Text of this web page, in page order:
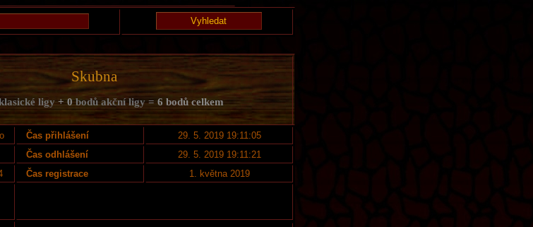
Skubna
ligy + 0bodů akční ligy = 6 bodů celkem
Čas přihlášení
29. 5. 2019 19:11:05
Čas odhlášení
29. 5. 2019 19:11:21
Čas registrace
1. května 2019